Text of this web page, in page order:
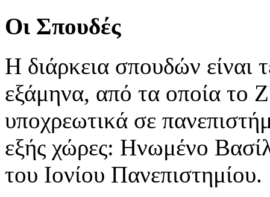
Οι Σπουδές
Η διάρκεια σπουδών είναι
εξάμηνα, από τα οποία το
υποχρεωτικά σε
εξής χώρες: Ηνωμένο
του Ιονίου Πανεπιστημίου.